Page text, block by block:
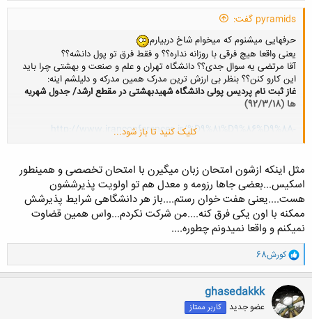
pyramids گفت:
حرفهایی میشنوم که میخوام شاخ دربیارم
یعنی واقعا هیچ فرقی با روزانه نداره؟؟ و فقط فرق تو پول دانشه؟؟
آقا مرتضی یه سوال جدی؟؟ دانشگاه تهران و علم و صنعت و بهشتی چرا باید
این کارو کنن؟؟ بنظر بی ارزش ترین مدرک همین مدرکه و دلیلشم اینه:
غاز ثبت نام پردیس پولی دانشگاه شهیدبهشتی در مقطع ارشد/ جدول شهریه
ها (92/3/18)
http://www.iranconferences.ir/%D9%81%D9%86%D9%8A-
%D8%8C%D9%85%D9%87%D9%86%D8%AF%D8%B3%D9%8A/9-
%D8%AF%D8%A7%D9%86%D8%B4%DA%AF%D8%A7%D9%87%D9
%8A/1334-%D8%A2%D8%BA%D8%A7%D8%B2-
%D8%AB%D8%A8%D8%AA-%D9%86%D8%A7%D9%85-
%D9%BE%D8%B1%D8%AF%DB%8C%D8%B3-
%D9%BE%D9%88%D9%84%DB%8C-
%D8%AF%D8%A7%D9%86%D8%B4%DA%AF%D8%A7%D9%87-
%D8%B4%D9%87%DB%8C%D8%AF%D8%A8%D9%87%D8%B4%D8
%AA%DB%8C-%D8%AF%D8%B1-
%D9%85%D9%82%D8%B7%D8%B9-
%D8%AC%D8%AF%D9%88%D9%84-
%D8%B4%D9%87%D8%B1%DB%8C%D9%87-%D9%87%D8%A7-(92-
کلیک کنید تا باز شود...
مثل اینکه ازشون امتحان زبان میگیرن با امتحان تخصصی و همینطور
اسکیس...بعضی جاها رزومه و معدل هم تو اولویت پذیرششون
هست....یعنی هفت خوان رستم....باز هر دانشگاهی شرایط پذیرشش
ممکنه با اون یکی فرق کنه....من شرکت نکردم...واس همین قضاوت
نمیکنم و واقعا نمیدونم چطوره....
و
ا
ک
ن
ش
ه
کورش68
ghasedakkk
عضو جدید کاربر ممتاز